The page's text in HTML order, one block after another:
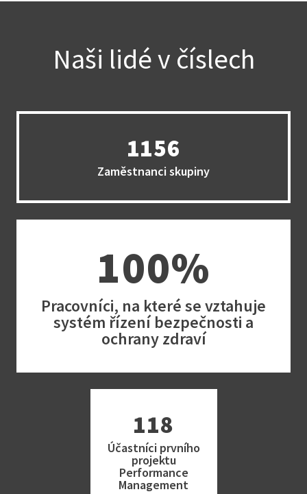
Naši lidé v číslech
1156
Zaměstnanci skupiny
100%
Pracovníci, na které se vztahuje
systém řízení bezpečnosti a
ochrany zdraví
118
Účastníci prvního
projektu
Performance
Management